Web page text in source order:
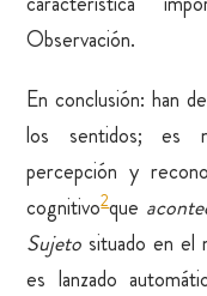
Observación.
En conclusión: han
los sentidos; es
percepción y
cognitivo2que
Sujeto situado en el
es lanzado